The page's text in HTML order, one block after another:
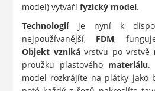
model) vytvářífyzický model.
Technologiíje nyní k
nejpoužívanější, FDM,
Objekt vznikávrstvu po vrstvě
proužku plastového materiálu.
model rozkrájíte na plátky jako